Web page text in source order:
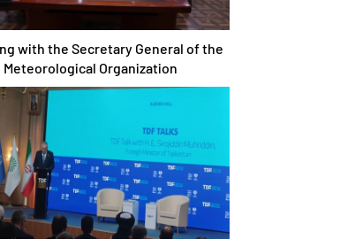
with the Secretary General of the
Meteorological Organization